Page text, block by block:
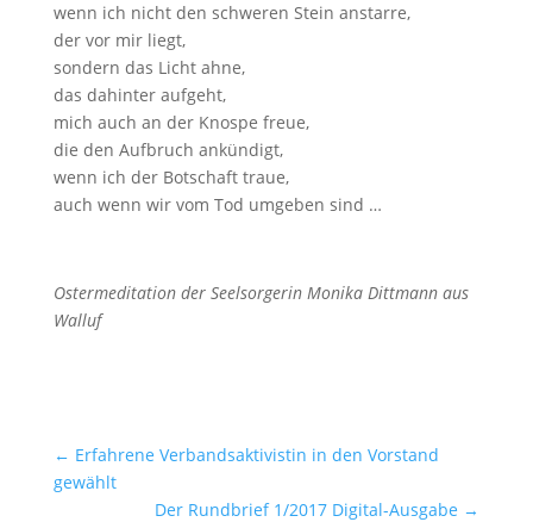
wenn ich nicht den schweren Stein anstarre,
der vor mir liegt,
sondern das Licht ahne,
das dahinter aufgeht,
mich auch an der Knospe freue,
die den Aufbruch ankündigt,
wenn ich der Botschaft traue,
auch wenn wir vom Tod umgeben sind …
Ostermeditation der Seelsorgerin Monika Dittmann aus
Walluf
← Erfahrene Verbandsaktivistin in den Vorstand
gewählt
Der Rundbrief 1/2017 Digital-Ausgabe →